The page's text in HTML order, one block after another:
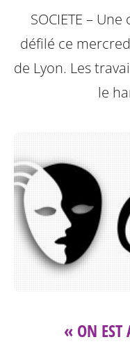
SOCIETE –
défilé ce
de Lyon. Les
le
« ON EST